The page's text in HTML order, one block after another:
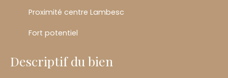
Proximité centre Lambesc
Fort potentiel
Descriptif du bien